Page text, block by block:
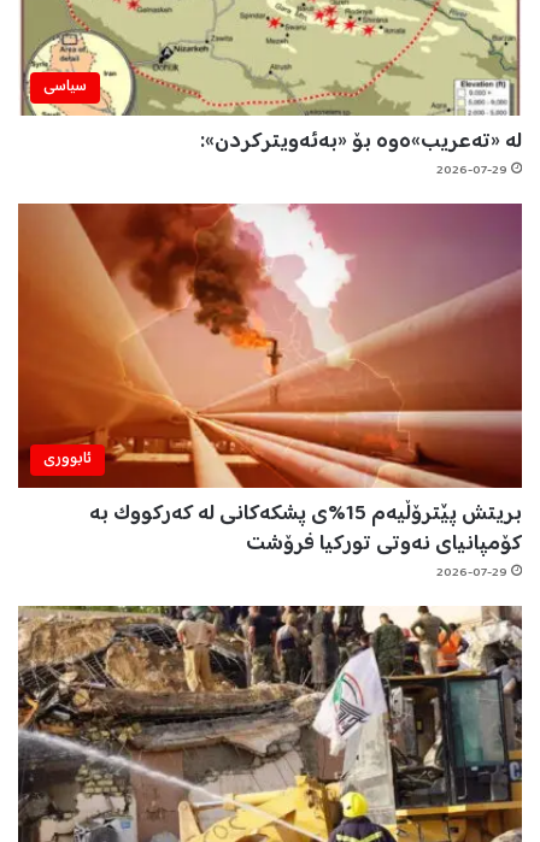
سیاسی
لە «تەعریب»ەوە بۆ «بەئەویترکردن»:
2026-07-29
ئابووری
بریتش پێترۆڵیەم 15%ی پشکەکانی لە کەرکووک بە
کۆمپانیای نەوتی تورکیا فرۆشت
2026-07-29